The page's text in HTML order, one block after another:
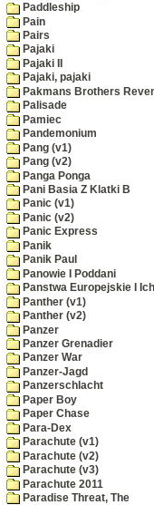
Paddleship
Pain
Pairs
Pajaki
Pajaki II
Pajaki, pajaki
Pakmans Brothers
Palisade
Pamiec
Pandemonium
Pang (v1)
Pang (v2)
Panga Ponga
Pani Basia Z Klatki B
Panic (v1)
Panic (v2)
Panic Express
Panik
Panik Paul
Panowie I Poddani
Panstwa Europejskie I
Panther (v1)
Panther (v2)
Panzer
Panzer Grenadier
Panzer War
Panzer-Jagd
Panzerschlacht
Paper Boy
Paper Chase
Para-Dex
Parachute (v1)
Parachute (v2)
Parachute (v3)
Parachute 2011
Paradise Threat, The